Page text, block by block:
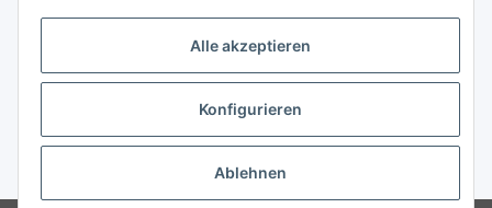
Gesetzliche Informationen
* Alle Preise inkl. gesetzlicher USt.
Alle akzeptieren
Konfigurieren
Ablehnen